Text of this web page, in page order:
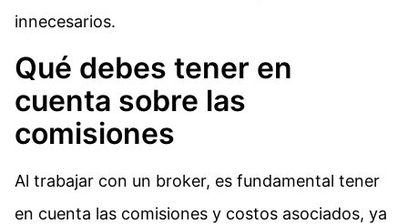
innecesarios.
Qué debes tener en
cuenta sobre las
comisiones
Al trabajar con un broker, es fundamental tener
en cuenta las comisiones y costos asociados, ya